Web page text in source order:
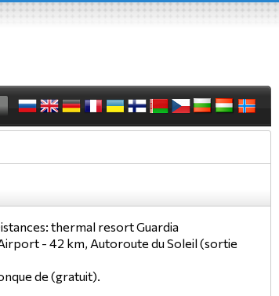
thermal resort Guardia
- 42 km, Autoroute du Soleil (sortie
de (gratuit).